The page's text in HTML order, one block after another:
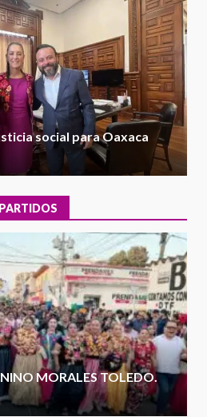
2026
Salud: justicia social para
Oaxaca
2026
de Ariadna Montiel
Gobernador Salomón Jara
reafirma la consolidación
de la transformación en
territorio oaxaqueño
2026
institucional en San
Juan Mazatlán
2026
Municipio de Oaxaca
Juárez caso de maltrato
tras denuncia ciudadana
2026
social para Oaxaca
PARTIDOS
MORALES TOLEDO.